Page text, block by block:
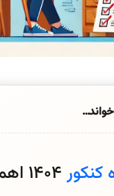
کنکور۱۴۰۴ اهمیت دارد؟